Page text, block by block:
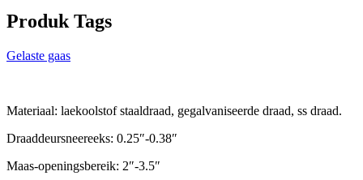
Produk Tags
Gelaste gaas
Materiaal: laekoolstof staaldraad, gegalvaniseerde draad, ss draad.
Draaddeursneereeks: 0.25″-0.38″
Maas-openingsbereik: 2″-3.5″